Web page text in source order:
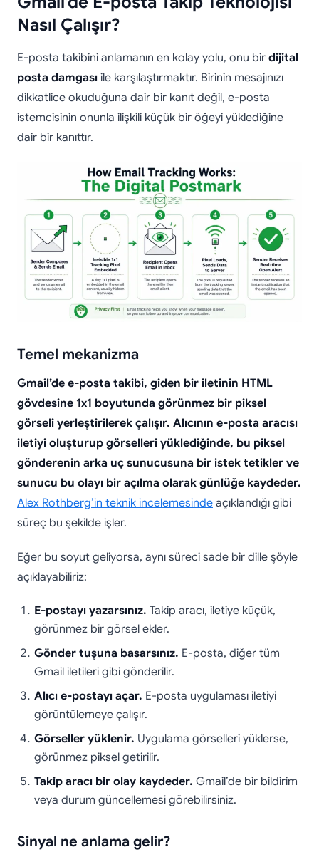
Nasıl Çalışır?
E-posta takibini anlamanın en kolay yolu, onu bir dijital
posta damgası ile karşılaştırmaktır. Birinin mesajınızı
dikkatlice okuduğuna dair bir kanıt değil, e-posta
istemcisinin onunla ilişkili küçük bir öğeyi yüklediğine
dair bir kanıttır.
Temel mekanizma
Gmail’de e-posta takibi, giden bir iletinin HTML
gövdesine 1x1 boyutunda görünmez bir piksel
görseli yerleştirilerek çalışır. Alıcının e-posta aracısı
iletiyi oluşturup görselleri yüklediğinde, bu piksel
gönderenin arka uç sunucusuna bir istek tetikler ve
sunucu bu olayı bir açılma olarak günlüğe kaydeder.
Alex Rothberg’in teknik incelemesinde açıklandığı gibi
süreç bu şekilde işler.
Eğer bu soyut geliyorsa, aynı süreci sade bir dille şöyle
açıklayabiliriz:
E-postayı yazarsınız. Takip aracı, iletiye küçük,
görünmez bir görsel ekler.
Gönder tuşuna basarsınız. E-posta, diğer tüm
Gmail iletileri gibi gönderilir.
Alıcı e-postayı açar. E-posta uygulaması iletiyi
görüntülemeye çalışır.
Görseller yüklenir. Uygulama görselleri yüklerse,
görünmez piksel getirilir.
Takip aracı bir olay kaydeder. Gmail’de bir bildirim
veya durum güncellemesi görebilirsiniz.
Sinyal ne anlama gelir?